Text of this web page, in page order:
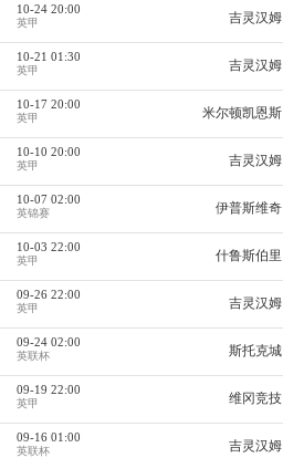
10-24 20:00
英甲 吉灵汉姆
10-21 01:30
英甲 吉灵汉姆
10-17 20:00
英甲 米尔顿凯恩斯
10-10 20:00
英甲 吉灵汉姆
10-07 02:00
英锦赛 伊普斯维奇
10-03 22:00
英甲 什鲁斯伯里
09-26 22:00
英甲 吉灵汉姆
09-24 02:00
英联杯 斯托克城
09-19 22:00
英甲 维冈竞技
09-16 01:00
英联杯 吉灵汉姆